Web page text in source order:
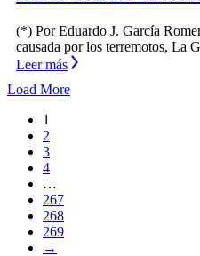
(*) Por Eduardo J. García
causada por los terremotos, La
Leer más
Load More
1
2
3
4
…
267
268
269
→